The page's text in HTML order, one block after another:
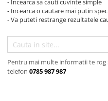
Echipamente medicale pentru
Echipamente medicale pentru
Echipamente medicale pentru
Pneumoftiziologie
Echipamente Medicale pentru
Autoclave
Balon resuscitare
Biometre
Biomicroscoape
Paturi nou nascuti
Scarite medicale
Scaune consultatii
Stative perfuzii
Hartie pentru
Hartie spirometre/audiometre
Hartie videoprinter ecograf
Indicatori de sterilizare
Lame de bisturiu
- Incearca sa cauti cuvinte simple
- Incearca o cautare mai putin
- Va puteti restrange rezultatele
Pentru mai multe informatii te rog
telefon 0785 987 987